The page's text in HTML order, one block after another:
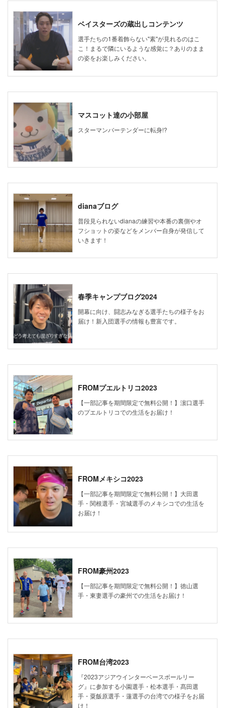
ベイスターズの蔵出しコンテンツ
選手たちの1番着飾らない"素"が見れるのはこ
こ！まるで隣にいるような感覚に？ありのまま
の姿をお楽しみください。
マスコット達の小部屋
スターマンバーテンダーに転身!?
dianaブログ
普段見られないdianaの練習や本番の裏側やオ
フショットの姿などをメンバー自身が発信して
いきます！
春季キャンプブログ2024
開幕に向け、闘志みなぎる選手たちの様子をお
届け！新入団選手の情報も豊富です。
FROMプエルトリコ2023
【一部記事を期間限定で無料公開！】濵口選手
のプエルトリコでの生活をお届け！
FROMメキシコ2023
【一部記事を期間限定で無料公開！】大田選
手・関根選手・宮城選手のメキシコでの生活を
お届け！
FROM豪州2023
【一部記事を期間限定で無料公開！】徳山選
手・東妻選手の豪州での生活をお届け！
FROM台湾2023
『2023アジアウインターベースボールリー
グ』に参加する小園選手・松本選手・髙田選
手・粟飯原選手・蓮選手の台湾での様子をお届
け！